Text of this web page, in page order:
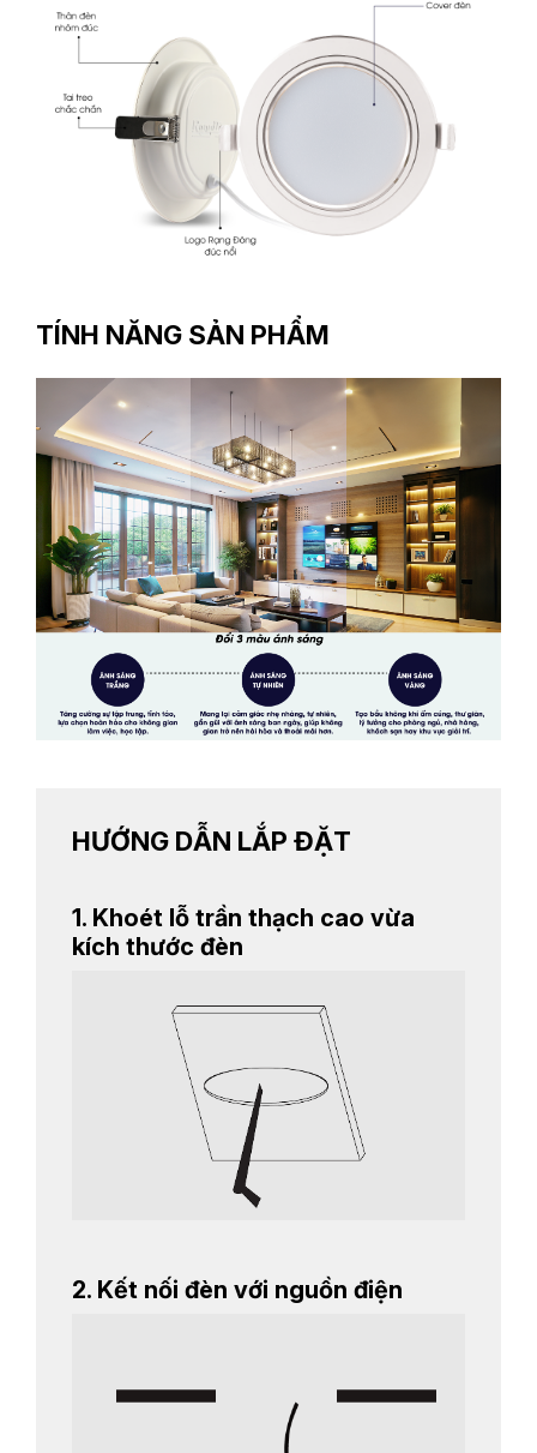
TÍNH NĂNG SẢN PHẨM
HƯỚNG DẪN LẮP ĐẶT
1. Khoét lỗ trần thạch cao vừa
kích thước đèn
2. Kết nối đèn với nguồn điện